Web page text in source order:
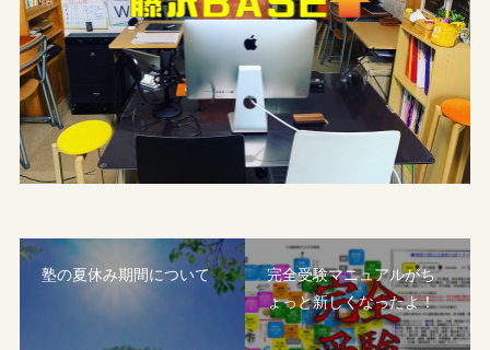
塾の夏休み期間について
完全受験マニュアルがち
ょっと新しくなったよ！